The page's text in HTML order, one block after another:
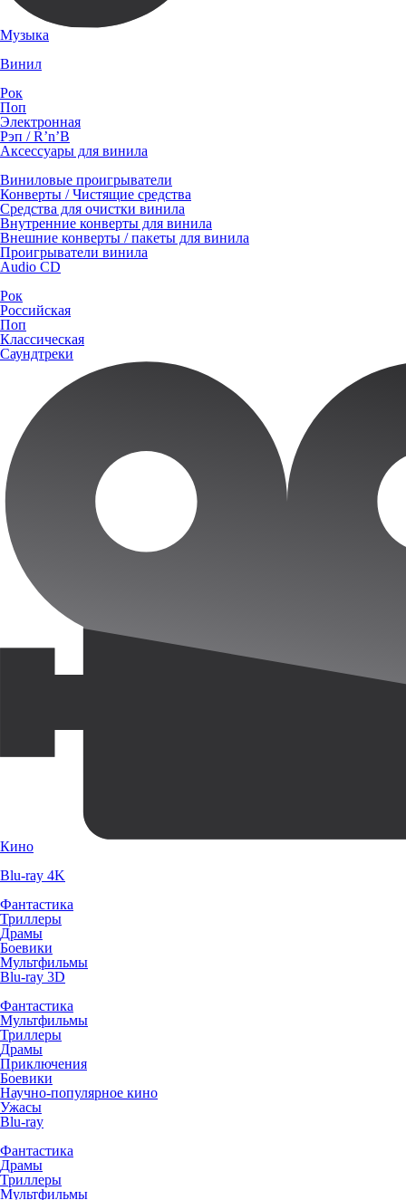
Музыка
Винил
Рок
Поп
Электронная
Рэп / R’n’B
Аксессуары для винила
Виниловые проигрыватели
Конверты / Чистящие средства
Средства для очистки винила
Внутренние конверты для винила
Внешние конверты / пакеты для винила
Проигрыватели винила
Audio CD
Рок
Российская
Поп
Классическая
Саундтреки
Кино
Blu-ray 4K
Фантастика
Триллеры
Драмы
Боевики
Мультфильмы
Blu-ray 3D
Фантастика
Мультфильмы
Триллеры
Драмы
Приключения
Боевики
Научно-популярное кино
Ужасы
Blu-ray
Фантастика
Драмы
Триллеры
Мультфильмы